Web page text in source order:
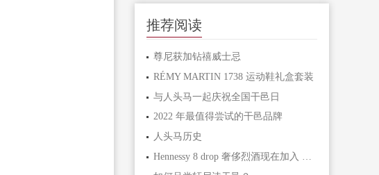
推荐阅读
尊尼获加钻禧威士忌
RÉMY MARTIN 1738 运动鞋礼盒套装
与人头马一起庆祝全国干邑日
2022 年最值得尝试的干邑品牌
人头马历史
Hennessy 8 drop 奢侈烈酒现在加入 NFT 领域